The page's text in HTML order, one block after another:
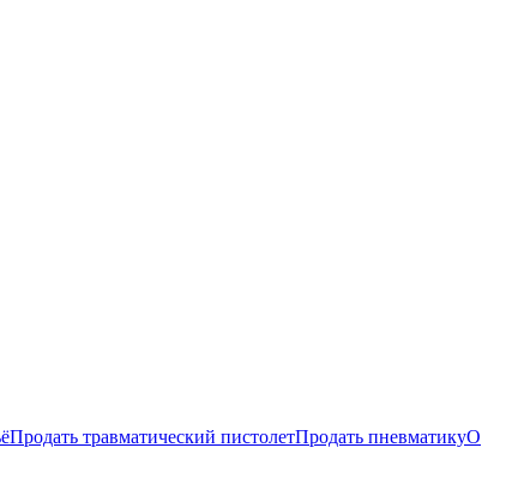
Продать травматический пистолетПродать пневматикуО